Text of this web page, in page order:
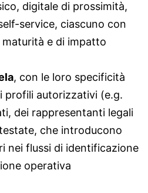
digitale di prossimità,
service, ciascuno con
e di impatto
, con le loro specificità
profili autorizzativi (e.g.
dei rappresentanti legali
che introducono
nei flussi di identificazione
operativa